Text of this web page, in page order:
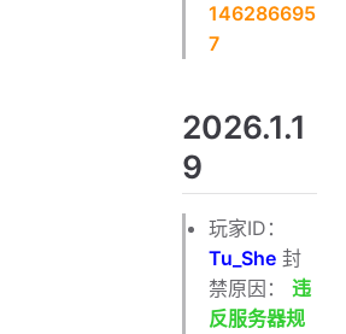
146286695
7
2026.1.1
9
玩家ID：
Tu_She 封
禁原因：违
反服务器规